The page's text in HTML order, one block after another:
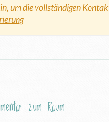
um die vollständigen
zum Raum